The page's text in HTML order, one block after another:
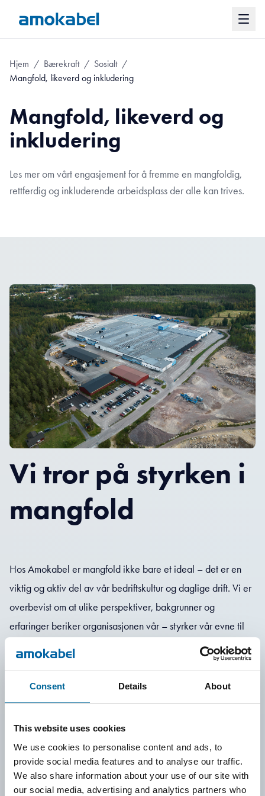
Consent Details About
This website uses cookies
We use cookies to personalise content and ads, to
provide social media features and to analyse our traffic.
We also share information about your use of our site with
our social media, advertising and analytics partners who
Hjem / Bærekraft / Sosialt /
Mangfold, likeverd og inkludering
Mangfold, likeverd og
inkludering
Les mer om vårt engasjement for å fremme en mangfoldig,
rettferdig og inkluderende arbeidsplass der alle kan trives.
Vi tror på styrken i
mangfold
Hos Amokabel er mangfold ikke bare et ideal – det er en
viktig og aktiv del av vår bedriftskultur og daglige drift. Vi er
overbevist om at ulike perspektiver, bakgrunner og
erfaringer beriker organisasjonen vår – styrker vår evne til
innovasjon, øker trivselen og gjør oss bedre rustet til å møte
Vi ønsker forskjeller velkommen og verdsetter dem
uavhengig av kjønn, alder, etnisitet, religiøs tro,
virkelig verdsettes.
Vi arbeider for at alle i Amokabel skal føle seg sett, hørt og